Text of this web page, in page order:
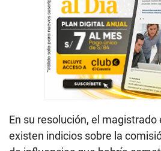
En su resolución, el magistrado
existen indicios sobre la